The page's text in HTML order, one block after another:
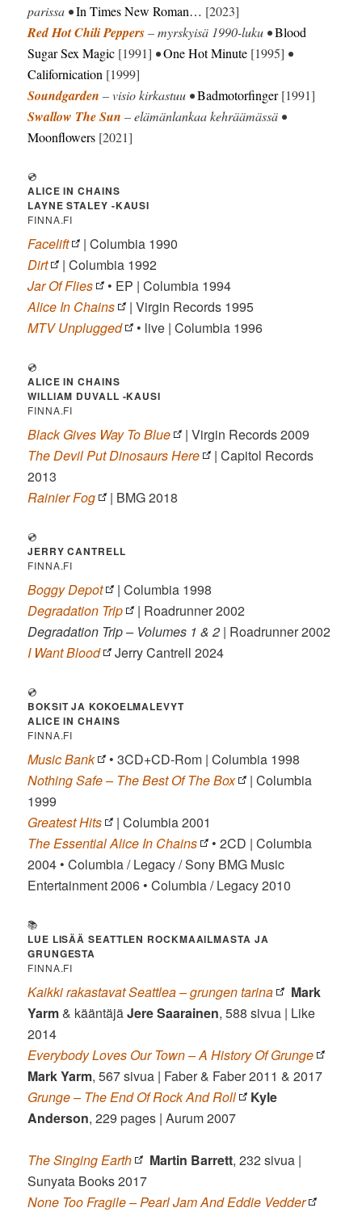
parissa •In Times New Roman… [2023]
Red Hot Chili Peppers– myrskyisä 1990-luku •Blood
Sugar Sex Magic [1991] •One Hot Minute [1995] •
Californication [1999]
Soundgarden – visio kirkastuu •Badmotorfinger[1991]
Swallow The Sun – elämänlankaa kehräämässä •
Moonflowers [2021]
💿
ALICE IN CHAINS
LAYNE STALEY -KAUSI
FINNA.FI
Facelift
| Columbia 1990
Dirt
| Columbia 1992
Jar Of Flies
• EP | Columbia 1994
Alice In Chains
| Virgin Records 1995
MTV Unplugged
• live | Columbia 1996
💿
ALICE IN CHAINS
WILLIAM DUVALL -KAUSI
FINNA.FI
Black Gives Way To Blue
| Virgin Records 2009
The Devil Put Dinosaurs Here
| Capitol Records
2013
Rainier Fog
| BMG 2018
💿
JERRY CANTRELL
FINNA.FI
Boggy Depot
| Columbia 1998
Degradation Trip
| Roadrunner 2002
Degradation Trip – Volumes 1 & 2 | Roadrunner 2002
I Want Blood
Jerry Cantrell 2024
💿
BOKSIT JA KOKOELMALEVYT
ALICE IN CHAINS
FINNA.FI
Music Bank
• 3CD+CD-Rom | Columbia 1998
Nothing Safe – The Best Of The Box
| Columbia
1999
Greatest Hits
| Columbia 2001
The Essential Alice In Chains
• 2CD | Columbia
2004 • Columbia / Legacy / Sony BMG Music
Entertainment 2006 • Columbia / Legacy 2010
📚
LUE LISÄÄ SEATTLEN ROCKMAAILMASTA JA
GRUNGESTA
FINNA.FI
Kaikki rakastavat Seattlea – grungen tarina
Mark
Yarm& kääntäjäJereSaarainen, 588 sivua | Like
2014
Everybody Loves Our Town – A History Of Grunge
Mark Yarm, 567 sivua | Faber & Faber 2011 & 2017
Grunge – The End Of Rock And Roll
Kyle
Anderson, 229 pages | Aurum 2007
The Singing Earth Martin Barrett, 232 sivua |
Sunyata Books 2017
None Too Fragile – Pearl Jam And Eddie Vedder